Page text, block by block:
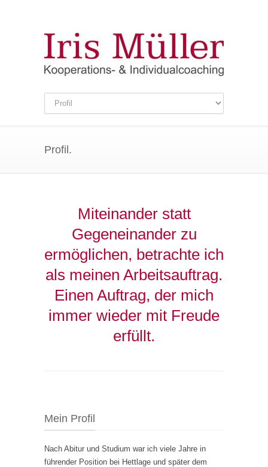
Profil.
Miteinander statt
Gegeneinander zu
ermöglichen, betrachte ich
als meinen Arbeitsauftrag.
Einen Auftrag, der mich
immer wieder mit Freude
erfüllt.
Mein Profil
Nach Abitur und Studium war ich viele Jahre in
führender Position bei Hettlage und später dem